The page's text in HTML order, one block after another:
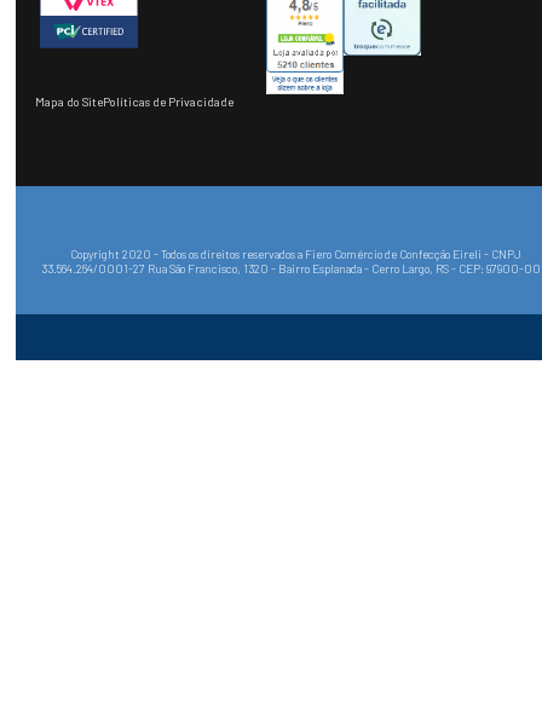
Mapa do SitePolíticas de Privacidade
Copyright 2020 - Todos os direitos reservados a Fiero Comércio de Confecção Eireli - CNPJ
33.564.264/0001-27 Rua São Francisco, 1320 - Bairro Esplanada - Cerro Largo, RS - CEP: 97900-